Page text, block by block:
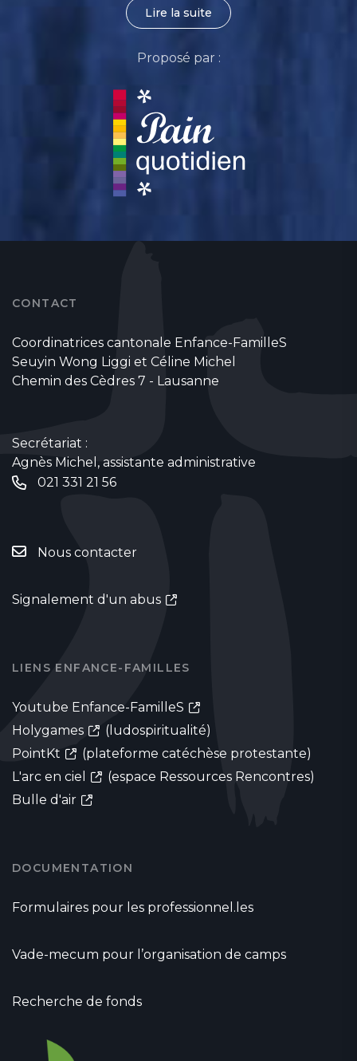
Lire la suite
Proposé par :
CONTACT
Coordinatrices cantonale Enfance-FamilleS
Seuyin Wong Liggi et Céline Michel
Chemin des Cèdres 7 - Lausanne
Secrétariat :
Agnès Michel, assistante administrative
021 331 21 56
Nous contacter
Signalement d'un abus
LIENS ENFANCE-FAMILLES
Youtube Enfance-FamilleS
Holygames
(ludospiritualité)
PointKt
(plateforme catéchèse protestante)
L'arc en ciel
(espace Ressources Rencontres)
Bulle d'air
DOCUMENTATION
Formulaires pour les professionnel.les
Vade-mecum pour l’organisation de camps
Recherche de fonds